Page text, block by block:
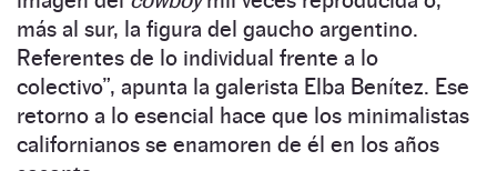
más al sur, la figura del gaucho argentino.
Referentes de lo individual frente a lo
colectivo”, apunta la galerista Elba Benítez. Ese
retorno a lo esencial hace que los minimalistas
californianos se enamoren de él en los años